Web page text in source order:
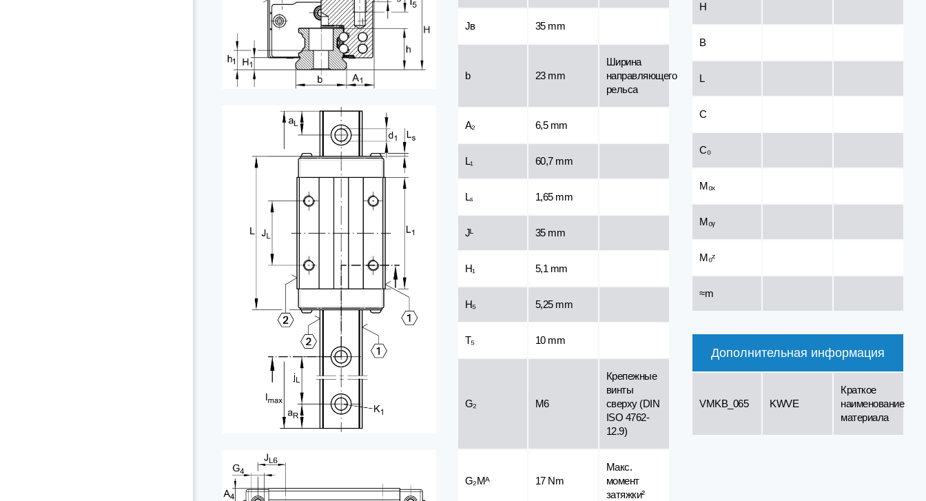
Jв 35 mm
b 23 mm
Ширина
направляющего
рельса
A₂ 6,5 mm
L₁ 60,7 mm
Lₛ 1,65 mm
Jᴸ 35 mm
H₁ 5,1 mm
H₅ 5,25 mm
T₅ 10 mm
G₂ M6
Крепежные
винты
сверху (DIN
ISO 4762-
12.9)
G₂Mᴬ 17 Nm
Макс.
момент
затяжки²
H
B
L
C
C₀
M₀ₓ
M₀ᵧ
M₀ᶻ
≈m
Дополнительная информация
VMKB_065 KWVE
Краткое
наименование
материала